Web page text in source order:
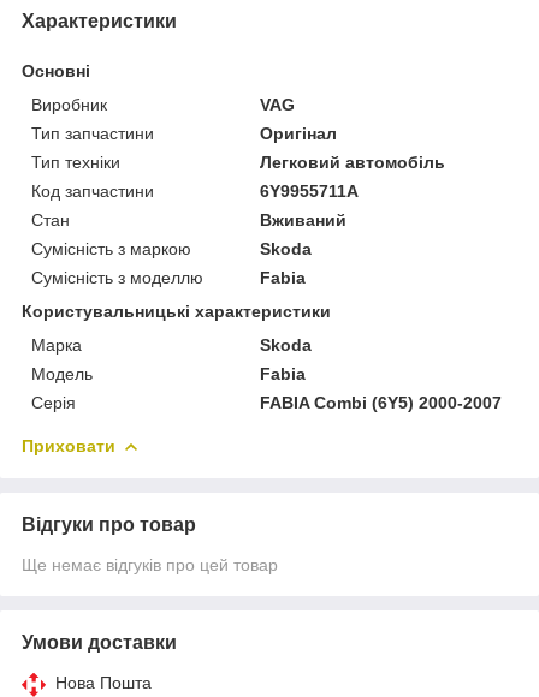
Характеристики
Основні
Виробник
VAG
Тип запчастини
Оригінал
Тип техніки
Легковий автомобіль
Код запчастини
6Y9955711A
Стан
Вживаний
Сумісність з маркою
Skoda
Сумісність з моделлю
Fabia
Користувальницькі характеристики
Марка
Skoda
Модель
Fabia
Серія
FABIA Combi (6Y5) 2000-2007
Приховати
Відгуки про товар
Ще немає відгуків про цей товар
Умови доставки
Нова Пошта